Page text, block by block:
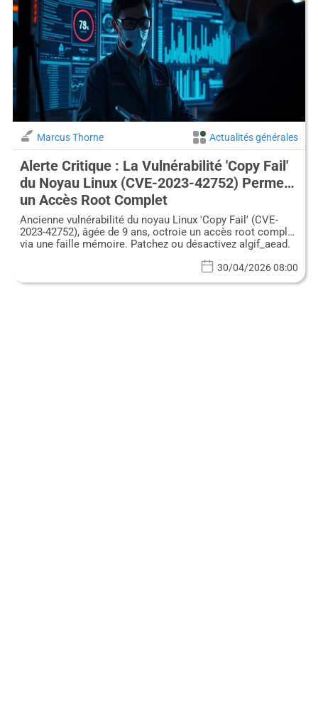
Marcus Thorne Actualités générales
Alerte Critique : La Vulnérabilité 'Copy Fail'
du Noyau Linux (CVE-2023-42752) Permet
un Accès Root Complet
Ancienne vulnérabilité du noyau Linux 'Copy Fail' (CVE-
2023-42752), âgée de 9 ans, octroie un accès root complet
via une faille mémoire. Patchez ou désactivez algif_aead.
30/04/2026 08:00